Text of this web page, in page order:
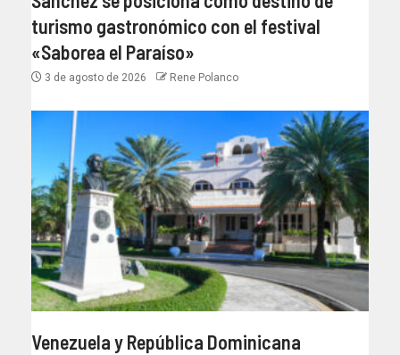
turismo gastronómico con el festival
«Saborea el Paraíso»
3 de agosto de 2026 Rene Polanco
Venezuela y República Dominicana